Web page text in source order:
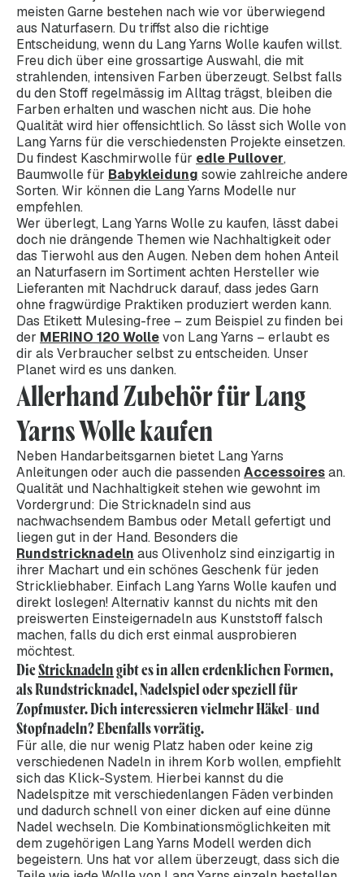
meisten Garne bestehen nach wie vor überwiegend
aus Naturfasern. Du triffst also die richtige
Entscheidung, wenn du Lang Yarns Wolle kaufen willst.
Freu dich über eine grossartige Auswahl, die mit
strahlenden, intensiven Farben überzeugt. Selbst falls
du den Stoff regelmässig im Alltag trägst, bleiben die
Farben erhalten und waschen nicht aus. Die hohe
Qualität wird hier offensichtlich. So lässt sich Wolle von
Lang Yarns für die verschiedensten Projekte einsetzen.
Du findest Kaschmirwolle für edle Pullover,
Baumwolle für Babykleidung sowie zahlreiche andere
Sorten. Wir können die Lang Yarns Modelle nur
empfehlen.
Wer überlegt, Lang Yarns Wolle zu kaufen, lässt dabei
doch nie drängende Themen wie Nachhaltigkeit oder
das Tierwohl aus den Augen. Neben dem hohen Anteil
an Naturfasern im Sortiment achten Hersteller wie
Lieferanten mit Nachdruck darauf, dass jedes Garn
ohne fragwürdige Praktiken produziert werden kann.
Das Etikett Mulesing-free – zum Beispiel zu finden bei
der MERINO 120 Wollevon Lang Yarns – erlaubt es
dir als Verbraucher selbst zu entscheiden. Unser
Planet wird es uns danken.
Allerhand Zubehör für Lang
Yarns Wolle kaufen
Neben Handarbeitsgarnen bietet Lang Yarns
Anleitungen oder auch die passenden Accessoiresan.
Qualität und Nachhaltigkeit stehen wie gewohnt im
Vordergrund: Die Stricknadeln sind aus
nachwachsendem Bambus oder Metall gefertigt und
liegen gut in der Hand. Besonders die
Rundstricknadeln aus Olivenholz sind einzigartig in
ihrer Machart und ein schönes Geschenk für jeden
Strickliebhaber. Einfach Lang Yarns Wolle kaufen und
direkt loslegen! Alternativ kannst du nichts mit den
preiswerten Einsteigernadeln aus Kunststoff falsch
machen, falls du dich erst einmal ausprobieren
möchtest.
DieStricknadelngibt es in allen erdenklichen Formen,
als Rundstricknadel, Nadelspiel oder speziell für
Zopfmuster. Dich interessieren vielmehr Häkel- und
Stopfnadeln? Ebenfalls vorrätig.
Für alle, die nur wenig Platz haben oder keine zig
verschiedenen Nadeln in ihrem Korb wollen, empfiehlt
sich das Klick-System. Hierbei kannst du die
Nadelspitze mit verschiedenlangen Fäden verbinden
und dadurch schnell von einer dicken auf eine dünne
Nadel wechseln. Die Kombinationsmöglichkeiten mit
dem zugehörigen Lang Yarns Modell werden dich
begeistern. Uns hat vor allem überzeugt, dass sich die